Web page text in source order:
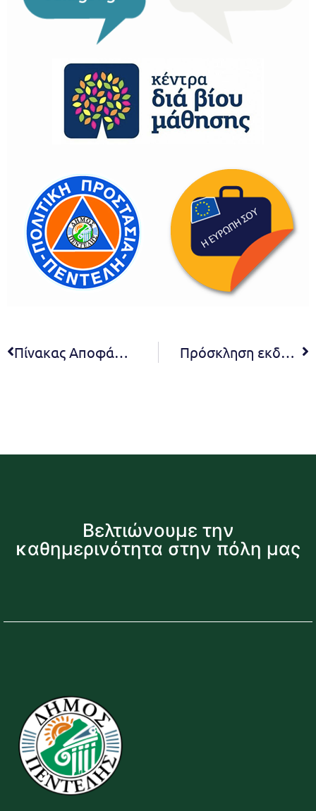
Πίνακας Αποφάσεων 4ης συνεδρίασης Δ.Σ. 2021 Πρόσκληση εκδήλωσης ενδιαφέροντος με τίτλο «Τροφές για τα αδέσποτα ζώα του Δήμου Πεντέλης»
Βελτιώνουμε την
καθημερινότητα στην πόλη μας